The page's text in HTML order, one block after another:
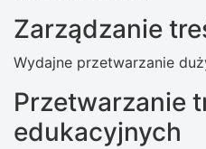
Zarządzanie
Wydajne przetwarzanie
Przetwarzanie
edukacyjnych